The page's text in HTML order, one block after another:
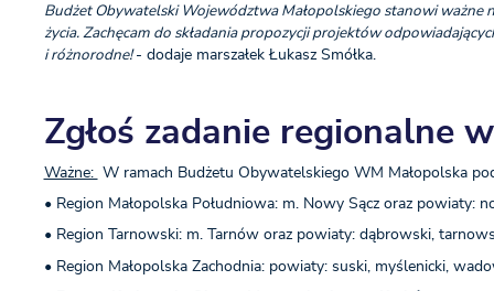
Budżet Obywatelski Województwa Małopolskiego stanowi ważne
życia. Zachęcam do składania propozycji projektów
i różnorodne!- dodaje marszałek Łukasz Smółka.
Zgłoś zadanie regionalne
Ważne: W ramach Budżetu Obywatelskiego WM Małopolska
• Region Małopolska Południowa: m. Nowy Sącz oraz powiaty:
• Region Tarnowski: m. Tarnów oraz powiaty: dąbrowski,
• Region Małopolska Zachodnia: powiaty: suski, myślenicki,